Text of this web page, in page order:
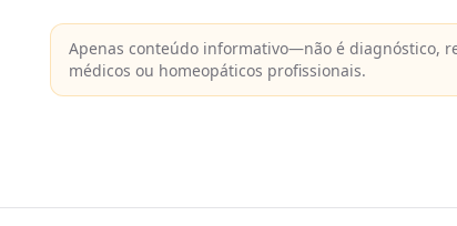
Apenas conteúdo informativo—não é diagnóstico,
médicos ou homeopáticos profissionais.